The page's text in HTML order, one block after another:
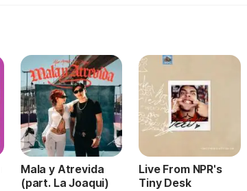
Mala y Atrevida
(part. La Joaqui)
Live From NPR's
Tiny Desk